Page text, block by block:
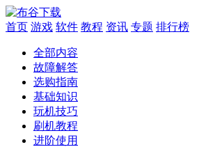
首页 游戏 软件 教程 资讯 专题 排行榜
全部内容
故障解答
选购指南
基础知识
玩机技巧
刷机教程
进阶使用